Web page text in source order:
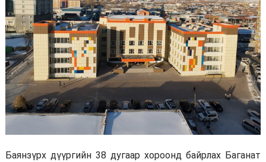
Баянзүрх дүүргийн 38 дугаар хороонд байрлах Баганат